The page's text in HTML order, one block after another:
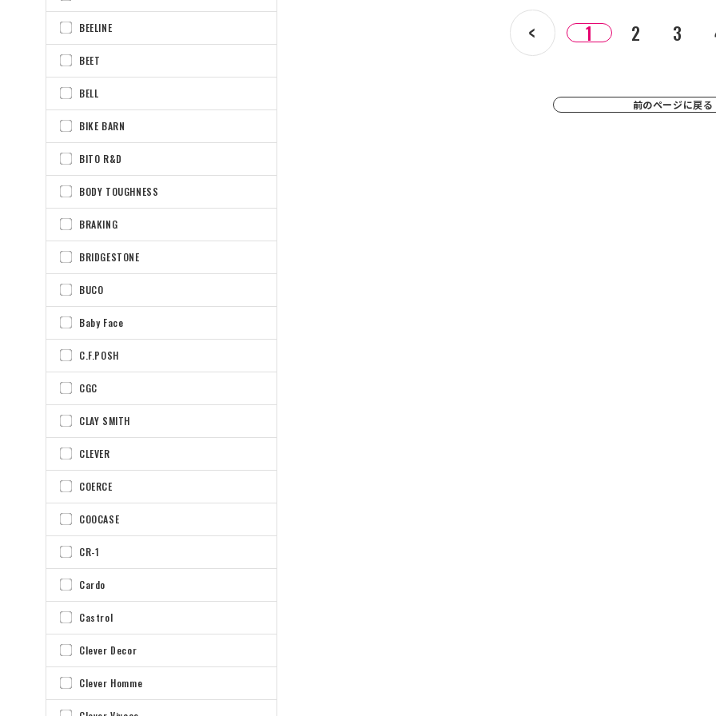
BEELINE
BEET
BELL
BIKE BARN
BITO R&D
BODY TOUGHNESS
BRAKING
BRIDGESTONE
BUCO
Baby Face
C.F.POSH
CGC
CLAY SMITH
CLEVER
COERCE
COOCASE
CR-1
Cardo
Castrol
Clever Decor
Clever Homme
1 2 3
前のページに戻る